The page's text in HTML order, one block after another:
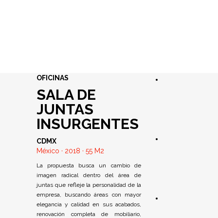
OFICINAS
SALA DE
JUNTAS
INSURGENTES
CDMX
México · 2018 · 55 M2
La propuesta busca un cambio de
imagen radical dentro del área de
juntas que refleje la personalidad de la
empresa, buscando áreas con mayor
elegancia y calidad en sus acabados,
renovación completa de mobiliario,